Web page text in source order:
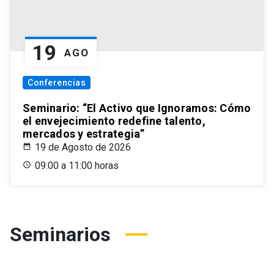
19 AGO
Conferencias
Seminario: “El Activo que Ignoramos: Cómo
el envejecimiento redefine talento,
mercados y estrategia”
19 de Agosto de 2026
09:00 a 11:00 horas
Seminarios